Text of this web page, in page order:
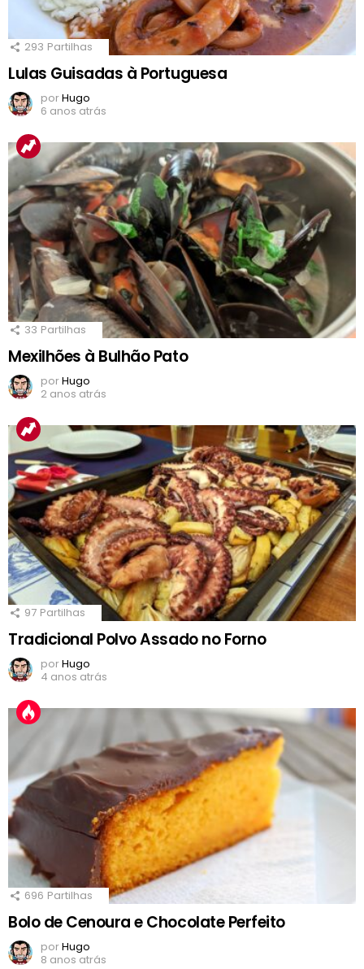
293 Partilhas
Lulas Guisadas à Portuguesa
porHugo
6 anos atrás
33 Partilhas
Mexilhões à Bulhão Pato
porHugo
2 anos atrás
97 Partilhas
Tradicional Polvo Assado no Forno
porHugo
4 anos atrás
696 Partilhas
Bolo de Cenoura e Chocolate Perfeito
porHugo
8 anos atrás